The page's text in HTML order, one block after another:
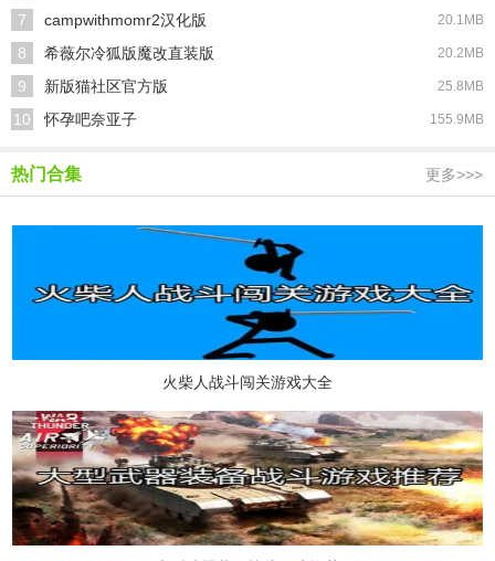
7 campwithmomr2汉化版 20.1MB
8 希薇尔冷狐版魔改直装版 20.2MB
9 新版猫社区官方版 25.8MB
10 怀孕吧奈亚子 155.9MB
热门合集 更多>>>
火柴人战斗闯关游戏大全